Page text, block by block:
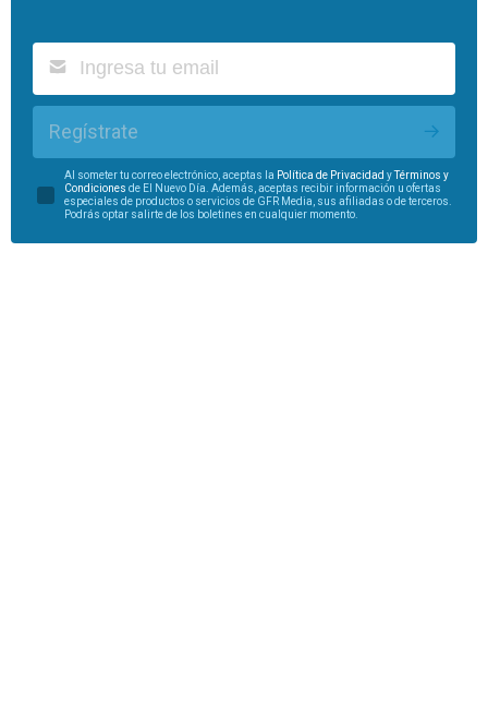
Regístrate
Al someter tu correo electrónico, aceptas la Política de Privacidad yTérminos y
Condiciones de El Nuevo Día. Además, aceptas recibir información u ofertas
especiales de productos o servicios de GFR Media, sus afiliadas o de terceros.
Podrás optar salirte de los boletines en cualquier momento.